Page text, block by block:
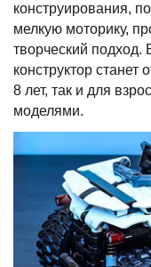
конструирования,
мелкую моторику,
творческий подход.
конструктор
8 лет, так и для
моделями.